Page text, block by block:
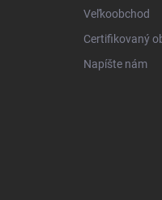
Veľkoobchod
Certifikovaný
Napíšte nám